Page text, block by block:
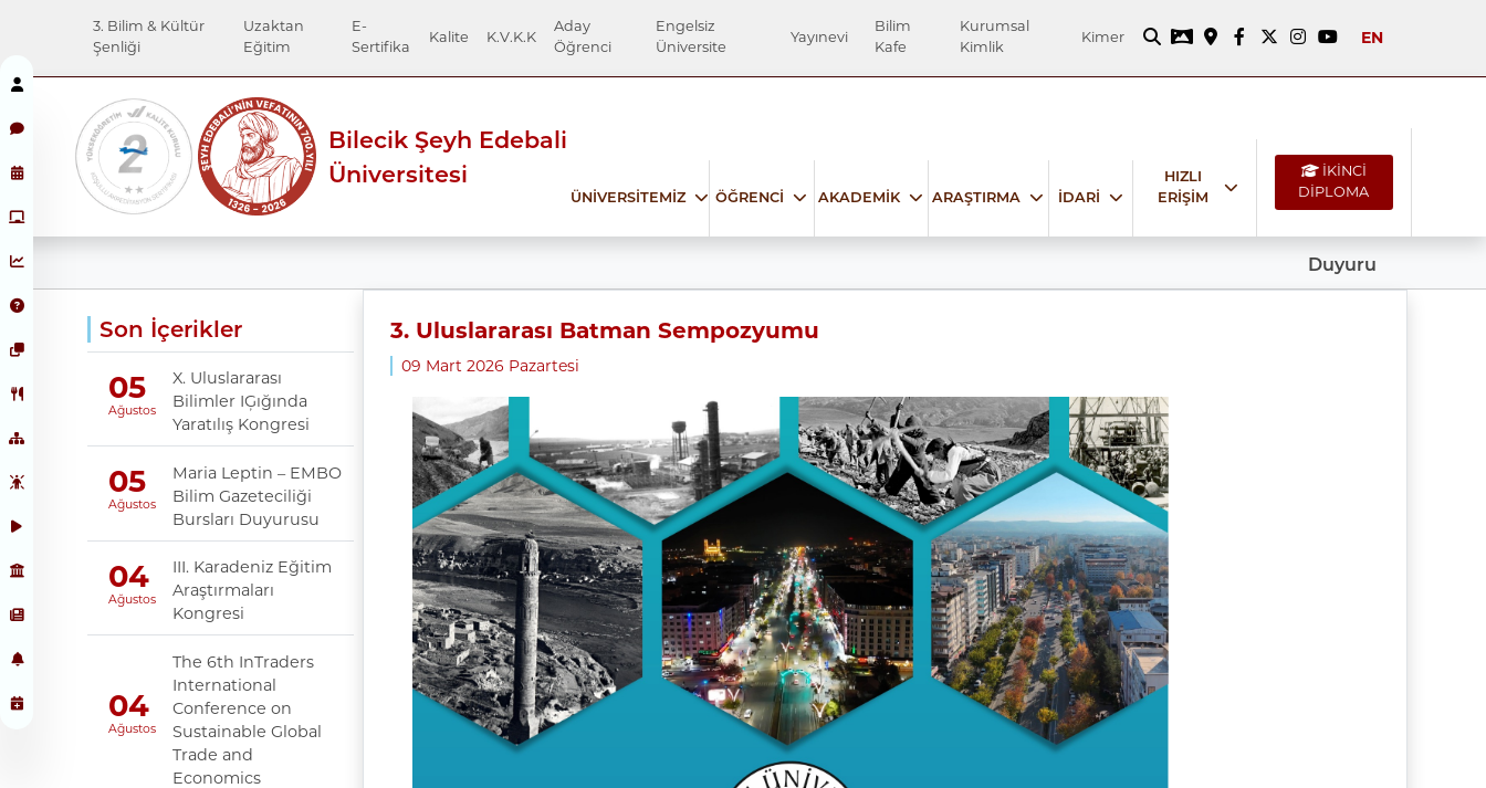
3. Bilim & Kültür
Şenliği
Uzaktan
Eğitim
E-
Sertifika
Kalite K.V.K.K
Aday
Öğrenci
Engelsiz
Üniversite
Yayınevi
Bilim
Kafe
Kurumsal
Kimlik
Kimer EN
Bilecik Şeyh Edebali
Üniversitesi
ÜNİVERSİTEMİZ ÖĞRENCİ AKADEMİK ARAŞTIRMA İDARİ
HIZLI
ERİŞİM
İKİNCİ
DİPLOMA
Duyuru
Son İçerikler
05
Ağustos
X. Uluslararası
Bilimler IĢığında
Yaratılış Kongresi
05
Ağustos
Maria Leptin – EMBO
Bilim Gazeteciliği
Bursları Duyurusu
04
Ağustos
III. Karadeniz Eğitim
Araştırmaları
Kongresi
04
Ağustos
The 6th InTraders
International
Conference on
Sustainable Global
Trade and
Economics
3. Uluslararası Batman Sempozyumu
09 Mart 2026 Pazartesi